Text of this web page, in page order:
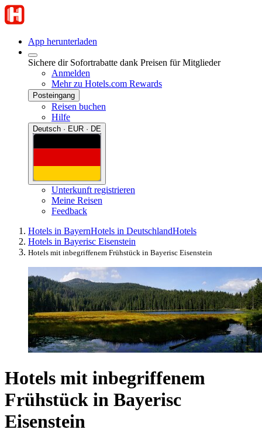
App herunterladen
Sichere dir Sofortrabatte dank Preisen für Mitglieder
Anmelden
Mehr zu Hotels.com Rewards
Posteingang
Reisen buchen
Hilfe
Deutsch · EUR · DE
Unterkunft registrieren
Meine Reisen
Feedback
Hotels in BayernHotels in DeutschlandHotels
Hotels in Bayerisc Eisenstein
Hotels mit inbegriffenem Frühstück in Bayerisc Eisenstein
Hotels mit inbegriffenem
Frühstück in Bayerisc
Eisenstein